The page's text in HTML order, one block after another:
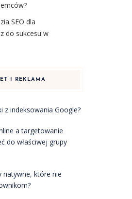
SEO dla
do sukcesu w
I REKLAMA
z indeksowania Google?
a targetowanie
do właściwej grupy
natywne, które nie